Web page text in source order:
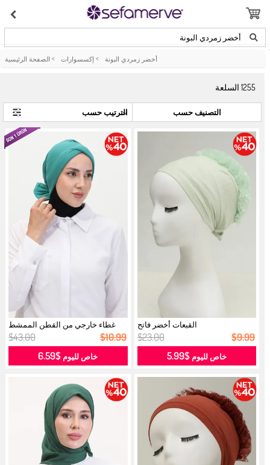
أخضر زمردي البونة
الصفحة الرئيسية > إكسسوارات > أخضر زمردي البونة
1255السلعة
التصنيف حسب
القبعات أخضر فاتح
$23.00 $9.99
خاص لليوم$5.99
غطاء خارجي من القطن الممشط
1248-20 ...
$43.00 $10.99
خاص لليوم $6.59